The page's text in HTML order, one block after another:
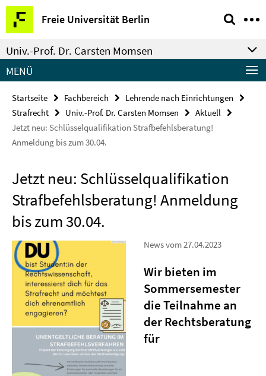
Springe
direkt
zu
Inhalt
Freie Universität Berlin
Service-
Navigation
Univ.-Prof. Dr. Carsten Momsen
MENÜ
Startseite Fachbereich
Lehrende nach Einrichtungen
Strafrecht
Univ.-Prof. Dr. Carsten Momsen
Aktuell
Jetzt neu: Schlüsselqualifikation Strafbefehlsberatung!
Anmeldung bis zum 30.04.
Jetzt neu: Schlüsselqualifikation
Strafbefehlsberatung! Anmeldung
bis zum 30.04.
News vom 27.04.2023
Wir bieten im
Sommersemester
die Teilnahme an
der Rechtsberatung
für